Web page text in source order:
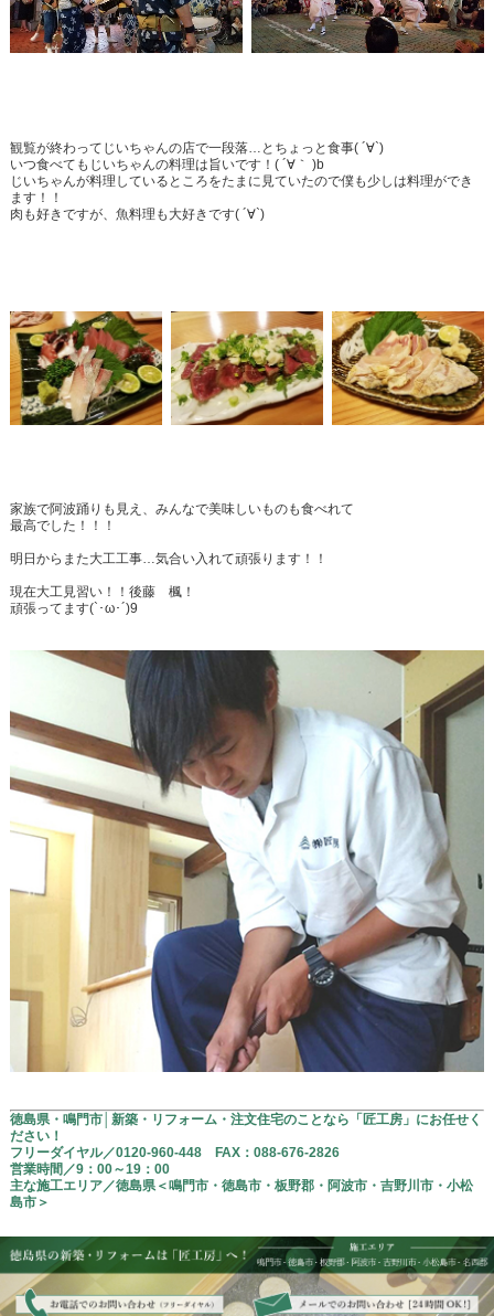
観覧が終わってじいちゃんの店で一段落…とちょっと食事( ´∀`)
いつ食べてもじいちゃんの料理は旨いです！( ´∀｀ )b
じいちゃんが料理しているところをたまに見ていたので僕も少しは料理ができ
ます！！
肉も好きですが、魚料理も大好きです( ´∀`)
家族で阿波踊りも見え、みんなで美味しいものも食べれて
最高でした！！！
明日からまた大工工事…気合い入れて頑張ります！！
現在大工見習い！！後藤 楓！
頑張ってます(`･ω･´)9
徳島県・鳴門市│新築・リフォーム・注文住宅のことなら「匠工房」にお任せく
ださい！
フリーダイヤル／0120-960-448 FAX： 088-676-2826
営業時間／9：00～19：00
主な施工エリア／徳島県＜鳴門市・徳島市・板野郡・阿波市・吉野川市・小松
島市＞